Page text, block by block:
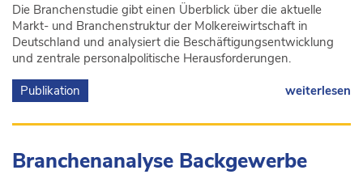
Die Branchenstudie gibt einen Überblick über die aktuelle
Markt- und Branchenstruktur der Molkereiwirtschaft in
Deutschland und analysiert die Beschäftigungsentwicklung
und zentrale personalpolitische Herausforderungen.
Publikation weiterlesen
Branchenanalyse Backgewerbe